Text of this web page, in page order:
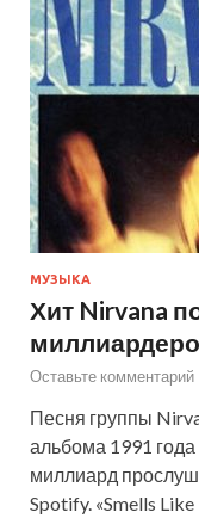
МУЗЫКА
Хит Nirvana
Оставьте комментарий
Песня группы
альбома 1991
миллиард
Spotify. «Smells